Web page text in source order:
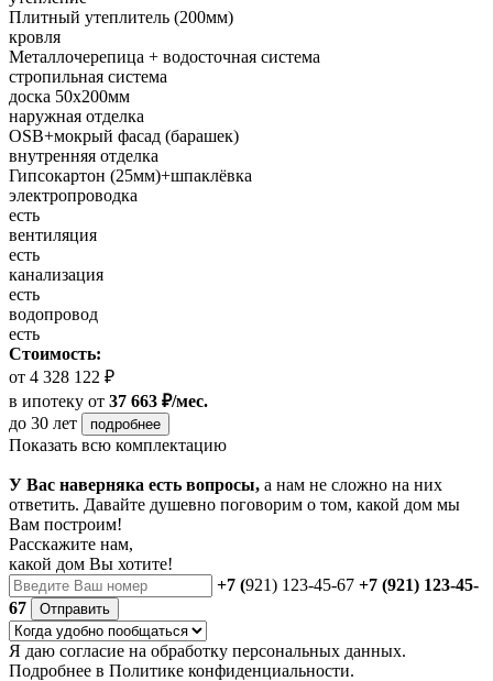
Плитный утеплитель (200мм)
кровля
Металлочерепица + водосточная система
стропильная система
доска 50х200мм
наружная отделка
OSB+мокрый фасад (барашек)
внутренняя отделка
Гипсокартон (25мм)+шпаклёвка
электропроводка
есть
вентиляция
есть
канализация
есть
водопровод
есть
Стоимость:
от 4 328 122 ₽
в ипотеку от 37 663 ₽/мес.
до 30 лет
подробнее
Показать всю комплектацию
У Вас наверняка есть вопросы, а нам не сложно на них
ответить. Давайте душевно поговорим о том, какой дом мы
Вам построим!
Расскажите нам,
какой дом Вы хотите!
+7 (921) 123-45-67 +7 (921) 123-45-
67
Отправить
Я даю согласие на обработку персональных данных.
Подробнее в Политике конфиденциальности.